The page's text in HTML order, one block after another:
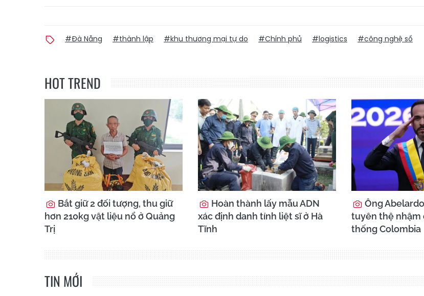
#Đà Nẵng #thành lập #khu thương mại tự do #Chính phủ #logistics #công nghệ số
HOT TREND
Bắt giữ 2 đối tượng, thu giữ
hơn 210kg vật liệu nổ ở Quảng
Trị
Hoàn thành lấy mẫu ADN
xác định danh tính liệt sĩ ở Hà
Tĩnh
Ông
tuyên thệ nhậm
thống Colombia
TIN MỚI